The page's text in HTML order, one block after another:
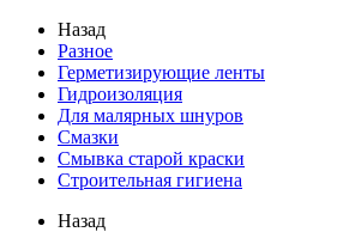
Назад
Разное
Герметизирующие ленты
Гидроизоляция
Для малярных шнуров
Смазки
Смывка старой краски
Строительная гигиена
Назад